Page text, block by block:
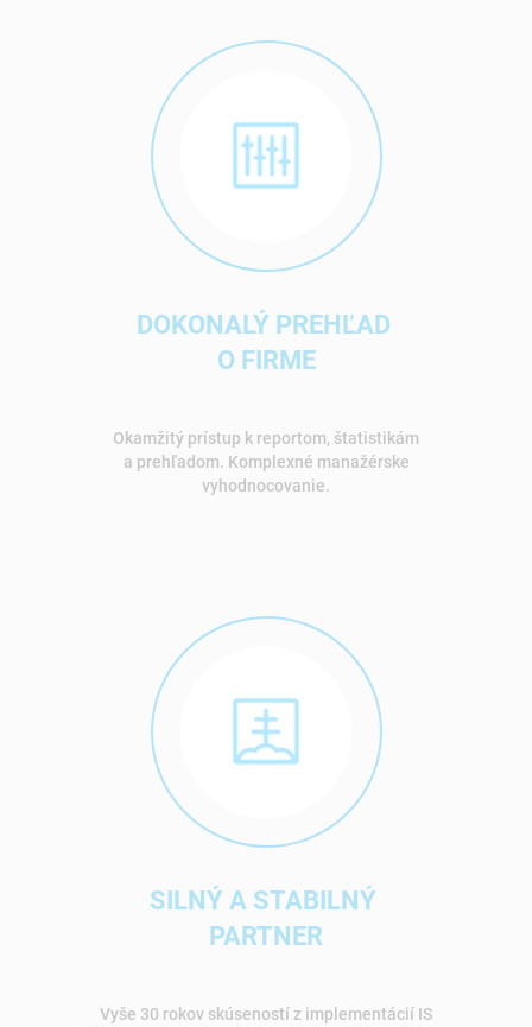
DOKONALÝ PREHĽAD
O FIRME
Okamžitý prístup k reportom, štatistikám
a prehľadom. Komplexné manažérske
vyhodnocovanie.
SILNÝ A STABILNÝ
PARTNER
Vyše 30 rokov skúseností z implementácií IS